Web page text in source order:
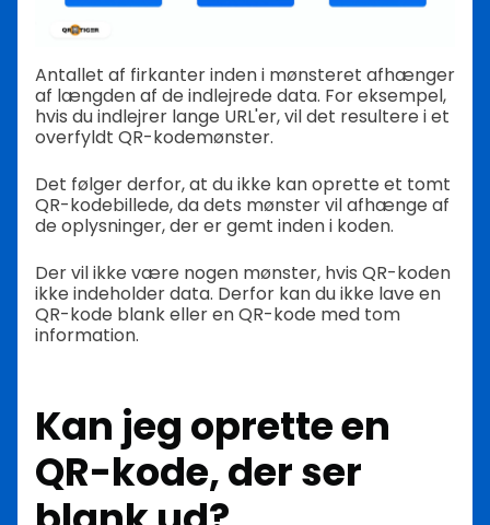
Antallet af firkanter inden i mønsteret afhænger
af længden af de indlejrede data. For eksempel,
hvis du indlejrer lange URL'er, vil det resultere i et
overfyldt QR-kodemønster.
Det følger derfor, at du ikke kan oprette et tomt
QR-kodebillede, da dets mønster vil afhænge af
de oplysninger, der er gemt inden i koden.
Der vil ikke være nogen mønster, hvis QR-koden
ikke indeholder data. Derfor kan du ikke lave en
QR-kode blank eller en QR-kode med tom
information.
Kan jeg oprette en
QR-kode, der ser